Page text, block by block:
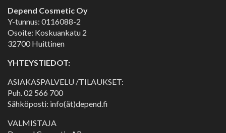
Depend Cosmetic Oy
Y-tunnus: 0116088-2
Osoite: Koskuankatu 2
32700 Huittinen
YHTEYSTIEDOT:
ASIAKASPALVELU /TILAUKSET:
Puh.02 566 700
Sähköposti: info(ät)depend.fi
VALMISTAJA